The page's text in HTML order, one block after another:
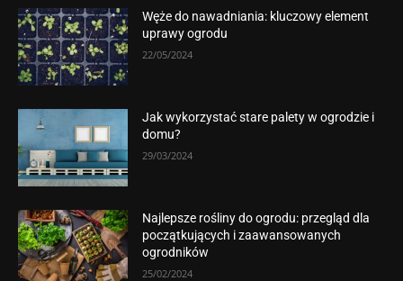
Węże do nawadniania: kluczowy element
uprawy ogrodu
22/05/2024
Jak wykorzystać stare palety w ogrodzie i
domu?
29/03/2024
Najlepsze rośliny do ogrodu: przegląd dla
początkujących i zaawansowanych
ogrodników
25/02/2024